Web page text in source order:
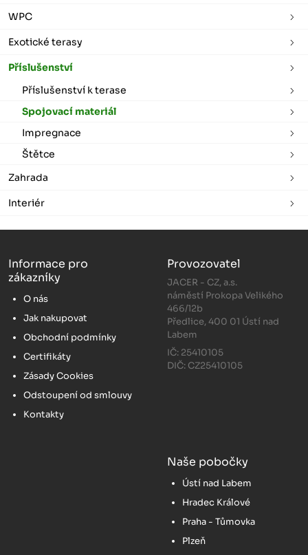
WPC
Exotické terasy
Příslušenství
Příslušenství k terase
Spojovací materiál
Impregnace
Štětce
Zahrada
Interiér
Informace pro
zákazníky
O nás
Jak nakupovat
Obchodní podmínky
Certifikáty
Zásady Cookies
Odstoupení od smlouvy
Kontakty
Provozovatel
JACER - CZ, a.s.
náměstí Prokopa Velikého
466/12b
Předlice, 400 01 Ústí nad
Labem
IČ: 25410105
DIČ: CZ25410105
Naše pobočky
Ústí nad Labem
Hradec Králové
Praha - Tůmovka
Plzeň